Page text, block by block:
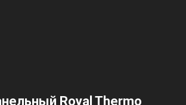
Royal Thermo